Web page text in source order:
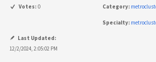
Votes: 0 Category:
Specialty:
Last Updated:
12/2/2024, 2:05:02 PM